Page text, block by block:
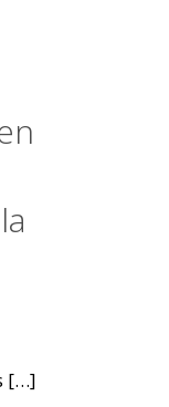
[…]